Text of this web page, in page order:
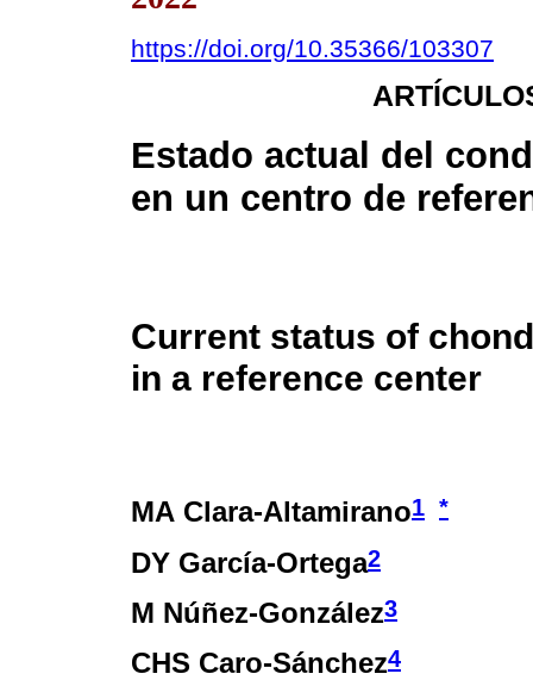
https://doi.org/10.35366/103307
Estado actual del
en un centro de
Current status of
in a reference center
MA Clara-Altamirano1 *
DY García-Ortega2
M Núñez-González3
CHS Caro-Sánchez4